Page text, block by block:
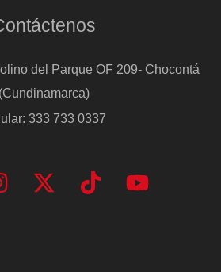
del Parque OF 209- Chocontá
(Cundinamarca)
333 733 0337